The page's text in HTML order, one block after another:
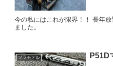
今の私にはこれが限界！！ 長年
ました。
プラモデル P51D